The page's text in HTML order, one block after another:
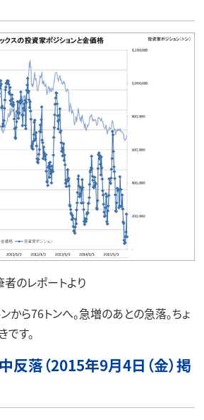
者のレポートより
から76トンへ。急増のあとの急落。ちょ
です。
反落（2015年9月4日（金）掲